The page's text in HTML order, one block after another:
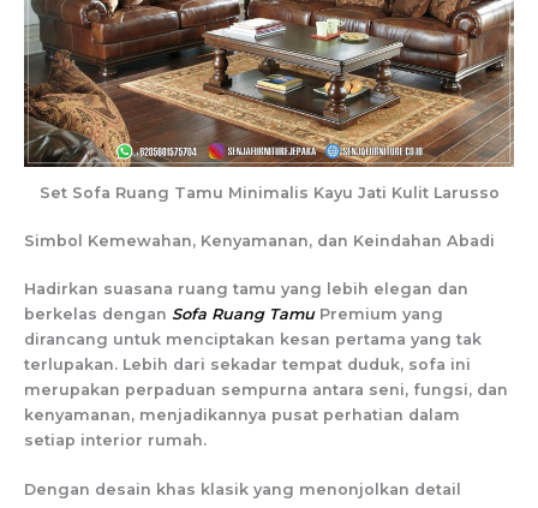
Set Sofa Ruang Tamu Minimalis Kayu Jati Kulit Larusso
Simbol Kemewahan, Kenyamanan, dan Keindahan Abadi
Hadirkan suasana ruang tamu yang lebih elegan dan
berkelas dengan Sofa Ruang Tamu Premium yang
dirancang untuk menciptakan kesan pertama yang tak
terlupakan. Lebih dari sekadar tempat duduk, sofa ini
merupakan perpaduan sempurna antara seni, fungsi, dan
kenyamanan, menjadikannya pusat perhatian dalam
setiap interior rumah.
Dengan desain khas klasik yang menonjolkan detail